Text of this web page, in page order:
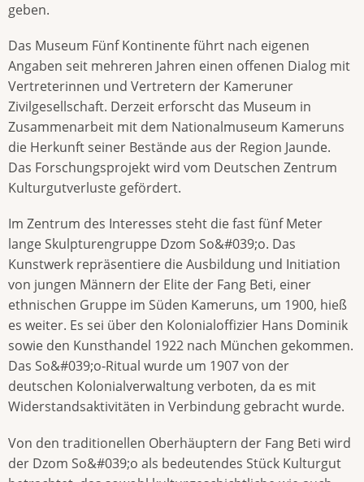
geben.
Das Museum Fünf Kontinente führt nach eigenen
Angaben seit mehreren Jahren einen offenen Dialog mit
Vertreterinnen und Vertretern der Kameruner
Zivilgesellschaft. Derzeit erforscht das Museum in
Zusammenarbeit mit dem Nationalmuseum Kameruns
die Herkunft seiner Bestände aus der Region Jaunde.
Das Forschungsprojekt wird vom Deutschen Zentrum
Kulturgutverluste gefördert.
Im Zentrum des Interesses steht die fast fünf Meter
lange Skulpturengruppe Dzom So&#039;o. Das
Kunstwerk repräsentiere die Ausbildung und Initiation
von jungen Männern der Elite der Fang Beti, einer
ethnischen Gruppe im Süden Kameruns, um 1900, hieß
es weiter. Es sei über den Kolonialoffizier Hans Dominik
sowie den Kunsthandel 1922 nach München gekommen.
Das So&#039;o-Ritual wurde um 1907 von der
deutschen Kolonialverwaltung verboten, da es mit
Widerstandsaktivitäten in Verbindung gebracht wurde.
Von den traditionellen Oberhäuptern der Fang Beti wird
der Dzom So&#039;o als bedeutendes Stück Kulturgut